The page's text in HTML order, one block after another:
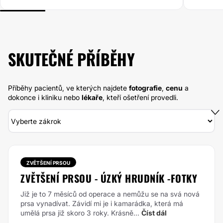
SKUTEČNÉ PŘÍBĚHY
Příběhy pacientů, ve kterých najdete fotografie, cenu a
dokonce i kliniku nebo lékaře, kteří ošetření provedli.
ZVĚTŠENÍ PRSOU
ZVĚTŠENÍ PRSOU - ÚZKÝ HRUDNÍK -FOTKY
Již je to 7 měsíců od operace a nemůžu se na svá nová
prsa vynadívat. Závidí mi je i kamarádka, která má
umělá prsa již skoro 3 roky. Krásně... Číst dál